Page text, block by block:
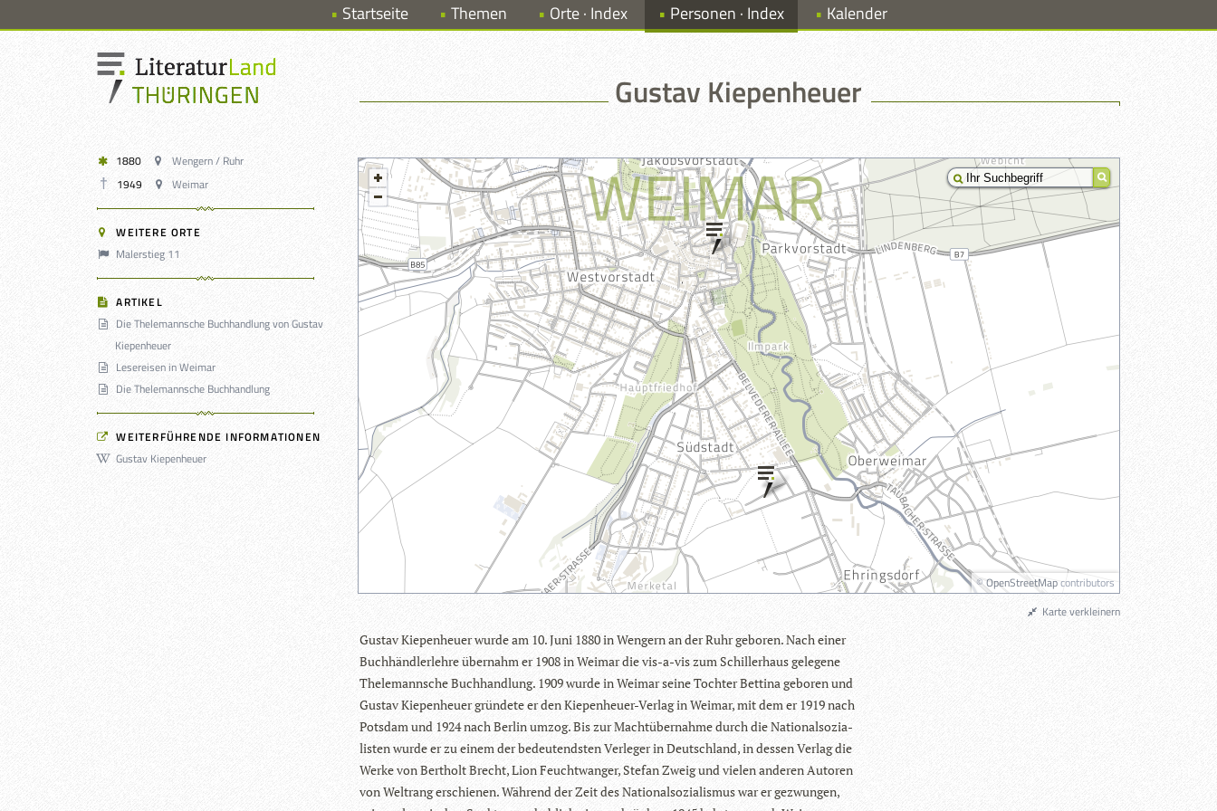
Startseite Themen Orte · Index Personen · Index Kalender
Gustav Kiepenheuer
1880
Wengern / Ruhr
1949
Weimar
WEITERE ORTE
Malerstieg 11
ARTIKEL
Die Thelemannsche Buchhandlung von Gustav
Kiepenheuer
Lesereisen in Weimar
Die Thelemannsche Buchhandlung
WEITERFÜHRENDE INFORMATIONEN
Gustav Kiepenheuer
©OpenStreetMapcontributors
Gus­tav Kie­pen­heuer wurde am 10. Juni 1880 in Wen­gern an der Ruhr gebo­ren. Nach einer
Buch­händ­ler­lehre über­nahm er 1908 in Wei­mar die vis-a-vis zum Schil­ler­haus gele­gene
The­le­mann­sche Buch­hand­lung. 1909 wurde in Wei­mar seine Toch­ter Bet­tina gebo­ren und
Gus­tav Kie­pen­heuer grün­dete er den Kie­pen­heuer-Ver­lag in Wei­mar, mit dem er 1919 nach
Pots­dam und 1924 nach Ber­lin umzog. Bis zur Macht­über­nahme durch die Natio­nal­so­zia­
lis­ten wurde er zu einem der bedeu­tends­ten Ver­le­ger in Deutsch­land, in des­sen Ver­lag die
Werke von Bert­holt Brecht, Lion Feucht­wan­ger, Ste­fan Zweig und vie­len ande­ren Autoren
von Welt­rang erschie­nen. Wäh­rend der Zeit des Natio­nal­so­zia­lis­mus war er gezwun­gen,
Karte verkleinern